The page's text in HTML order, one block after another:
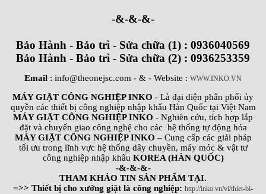
-&-&-&-
Bảo Hành - Bảo trì - Sửa chữa (1) : 0936040569
Bảo Hành - Bảo trì - Sửa chữa (2) : 0936253359
Email : info@theonejsc.com - & - Website : WWW.INKO.VN
MÁY GIẶT CÔNG NGHIỆP INKO - Là đại diện phân phối ủy
quyền các thiết bị công nghiệp nhập khẩu Hàn Quốc tại Việt Nam
MÁY GIẶT CÔNG NGHIỆP INKO - Nghiên cứu, tích hợp lắp
đặt và chuyển giao công nghệ cho các hệ thống tự động hóa
MÁY GIẶT CÔNG NGHIỆP INKO – Cung cấp các giải pháp
tối ưu trong lĩnh vực hệ thống dây chuyền, máy móc & vật tư
công nghiệp nhập khẩu KOREA (HÀN QUỐC)
-&-&-&-
THAM KHẢO TIN SẢN PHẨM TẠI.
=>> Thiết bị cho xưởng giặt là công nghiệp: http://inko.vn/vi/thiet-bi-